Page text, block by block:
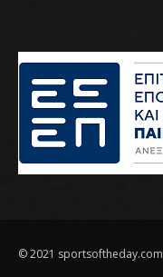
© 2021 sportsoftheday.com